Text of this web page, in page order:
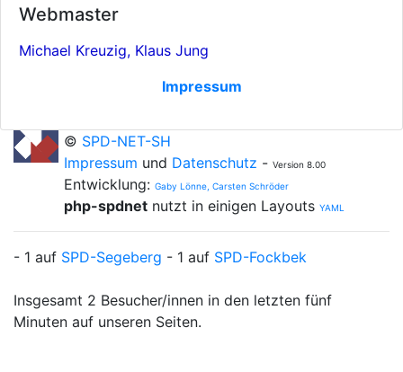
Webmaster
Michael Kreuzig, Klaus Jung
Impressum
© SPD-NET-SH
Impressum und Datenschutz - Version 8.00
Entwicklung: Gaby Lönne, Carsten Schröder
php-spdnet nutzt in einigen Layouts YAML
- 1 auf SPD-Segeberg - 1 auf SPD-Fockbek
Insgesamt 2 Besucher/innen in den letzten fünf
Minuten auf unseren Seiten.